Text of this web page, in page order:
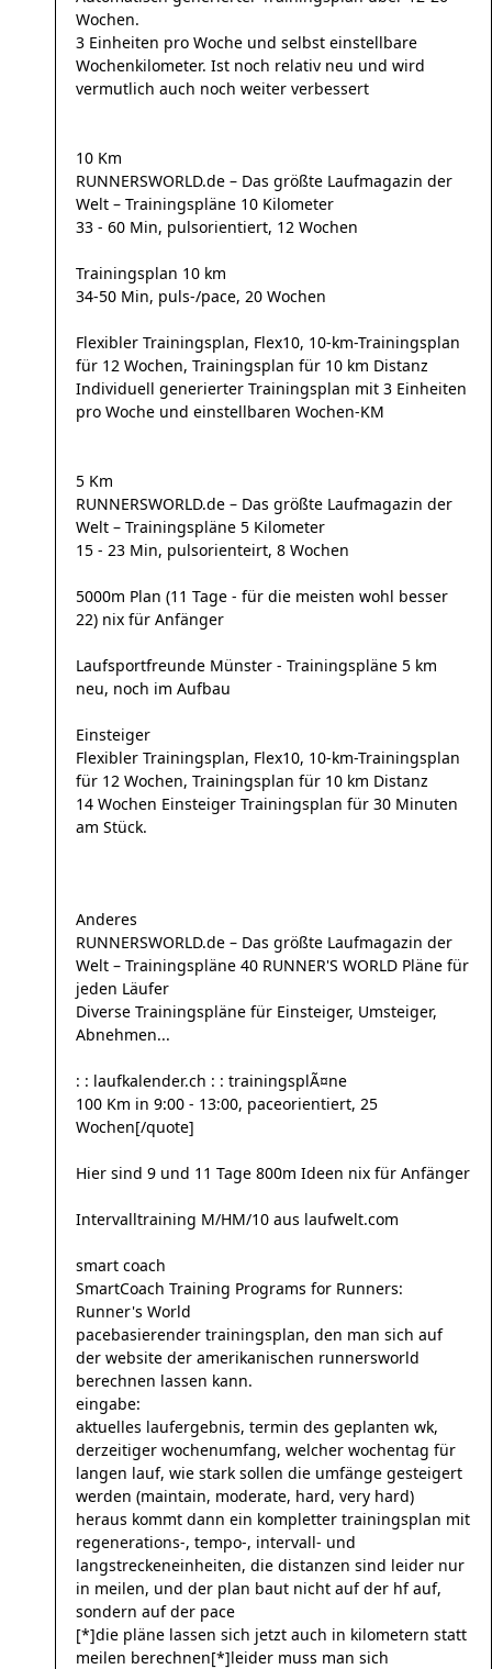
Wochen.
3 Einheiten pro Woche und selbst einstellbare
Wochenkilometer. Ist noch relativ neu und wird
vermutlich auch noch weiter verbessert
10 Km
RUNNERSWORLD.de – Das größte Laufmagazin der
Welt – Trainingspläne 10 Kilometer
33 - 60 Min, pulsorientiert, 12 Wochen
Trainingsplan 10 km
34-50 Min, puls-/pace, 20 Wochen
Flexibler Trainingsplan, Flex10, 10-km-Trainingsplan
für 12 Wochen, Trainingsplan für 10 km Distanz
Individuell generierter Trainingsplan mit 3 Einheiten
pro Woche und einstellbaren Wochen-KM
5 Km
RUNNERSWORLD.de – Das größte Laufmagazin der
Welt – Trainingspläne 5 Kilometer
15 - 23 Min, pulsorienteirt, 8 Wochen
5000m Plan (11 Tage - für die meisten wohl besser
22) nix für Anfänger
Laufsportfreunde Münster - Trainingspläne 5 km
neu, noch im Aufbau
Einsteiger
Flexibler Trainingsplan, Flex10, 10-km-Trainingsplan
für 12 Wochen, Trainingsplan für 10 km Distanz
14 Wochen Einsteiger Trainingsplan für 30 Minuten
am Stück.
Anderes
RUNNERSWORLD.de – Das größte Laufmagazin der
Welt – Trainingspläne 40 RUNNER'S WORLD Pläne für
jeden Läufer
Diverse Trainingspläne für Einsteiger, Umsteiger,
Abnehmen...
: : laufkalender.ch : : trainingsplÃ¤ne
100 Km in 9:00 - 13:00, paceorientiert, 25
Wochen[/quote]
Hier sind 9 und 11 Tage 800m Ideen nix für Anfänger
Intervalltraining M/HM/10 aus laufwelt.com
smart coach
SmartCoach Training Programs for Runners:
Runner's World
pacebasierender trainingsplan, den man sich auf
der website der amerikanischen runnersworld
berechnen lassen kann.
eingabe:
aktuelles laufergebnis, termin des geplanten wk,
derzeitiger wochenumfang, welcher wochentag für
langen lauf, wie stark sollen die umfänge gesteigert
werden (maintain, moderate, hard, very hard)
heraus kommt dann ein kompletter trainingsplan mit
regenerations-, tempo-, intervall- und
langstreckeneinheiten, die distanzen sind leider nur
in meilen, und der plan baut nicht auf der hf auf,
sondern auf der pace
[*]die pläne lassen sich jetzt auch in kilometern statt
meilen berechnen[*]leider muss man sich